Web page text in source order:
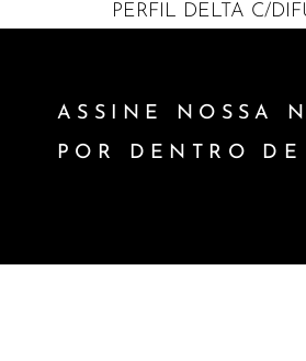
PERFIL DELTA C/
ASSINE NOSSA
POR DENTRO